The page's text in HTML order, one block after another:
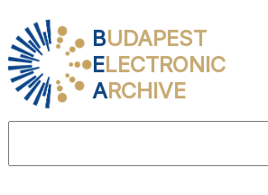
BUDAPEST
ELECTRONIC
ARCHIVE